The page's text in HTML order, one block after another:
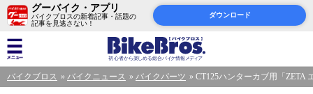
グーバイク・アプリ
バイクブロスの新着記事・話題の
記事を見逃さない！
ダウンロード
バイクブロス バイクニュース バイクパーツ CT125ハンターカブ用「ZETA